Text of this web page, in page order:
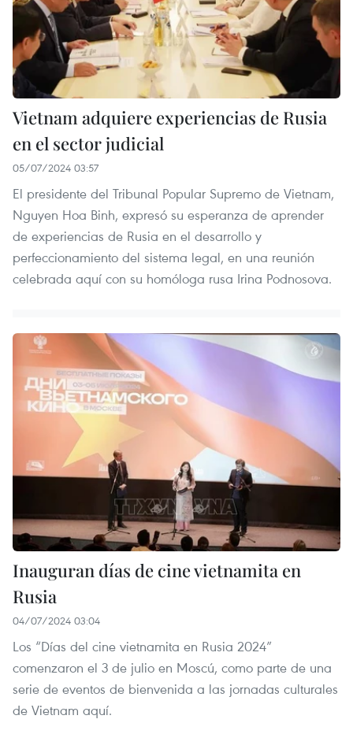
Vietnam adquiere experiencias de Rusia
en el sector judicial
05/07/2024 03:57
El presidente del Tribunal Popular Supremo de Vietnam,
Nguyen Hoa Binh, expresó su esperanza de aprender
de experiencias de Rusia en el desarrollo y
perfeccionamiento del sistema legal, en una reunión
celebrada aquí con su homóloga rusa Irina Podnosova.
Inauguran días de cine vietnamita en
Rusia
04/07/2024 03:04
Los “Días del cine vietnamita en Rusia 2024”
comenzaron el 3 de julio en Moscú, como parte de una
serie de eventos de bienvenida a las jornadas culturales
de Vietnam aquí.